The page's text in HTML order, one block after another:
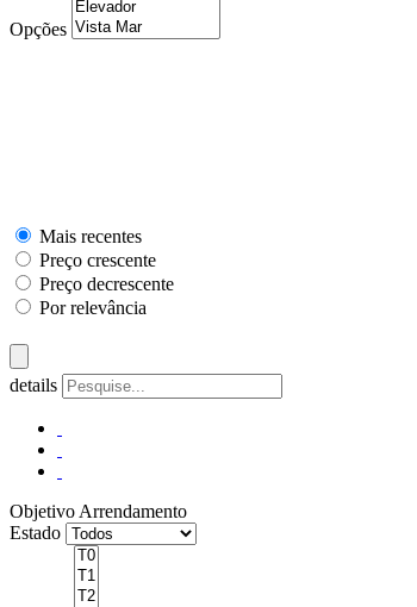
Opções
Mais recentes
Preço crescente
Preço decrescente
Por relevância
details
Objetivo Arrendamento
Estado